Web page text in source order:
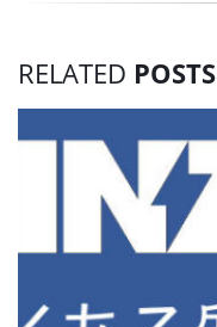
RELATED POSTS